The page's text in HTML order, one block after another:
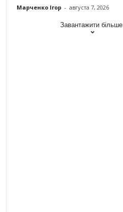
Марченко Ігор - августа 7, 2026
Завантажити більше